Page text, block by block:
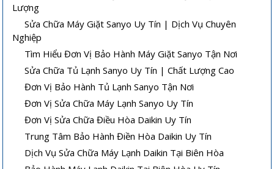
Lượng
Sửa Chữa Máy Giặt Sanyo Uy Tín | Dịch Vụ Chuyên
Nghiệp
Tìm Hiểu Đơn Vị Bảo Hành Máy Giặt Sanyo Tận Nơi
Sửa Chữa Tủ Lạnh Sanyo Uy Tín | Chất Lượng Cao
Đơn Vị Bảo Hành Tủ Lạnh Sanyo Tận Nơi
Đơn Vị Sửa Chữa Máy Lạnh Sanyo Uy Tín
Đơn Vị Sửa Chữa Điều Hòa Daikin Uy Tín
Trung Tâm Bảo Hành Điền Hòa Daikin Uy Tín
Dịch Vụ Sửa Chữa Máy Lạnh Daikin Tại Biên Hòa